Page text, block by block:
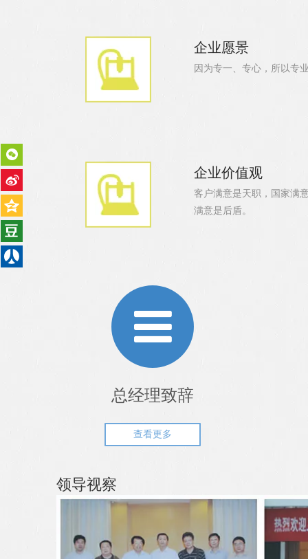
企业愿景
因为专一、专心，所以专
企业价值观
客户满意是天职，国家满
满意是后盾。
总经理致辞
查看更多
领导视察